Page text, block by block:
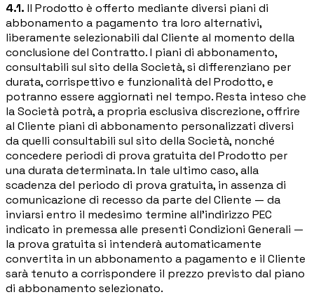
4.1. Il Prodotto è offerto mediante diversi piani di
abbonamento a pagamento tra loro alternativi,
liberamente selezionabili dal Cliente al momento della
conclusione del Contratto. I piani di abbonamento,
consultabili sul sito della Società, si differenziano per
durata, corrispettivo e funzionalità del Prodotto, e
potranno essere aggiornati nel tempo. Resta inteso che
la Società potrà, a propria esclusiva discrezione, offrire
al Cliente piani di abbonamento personalizzati diversi
da quelli consultabili sul sito della Società, nonché
concedere periodi di prova gratuita del Prodotto per
una durata determinata. In tale ultimo caso, alla
scadenza del periodo di prova gratuita, in assenza di
comunicazione di recesso da parte del Cliente — da
inviarsi entro il medesimo termine all'indirizzo PEC
indicato in premessa alle presenti Condizioni Generali —
la prova gratuita si intenderà automaticamente
convertita in un abbonamento a pagamento e il Cliente
sarà tenuto a corrispondere il prezzo previsto dal piano
di abbonamento selezionato.